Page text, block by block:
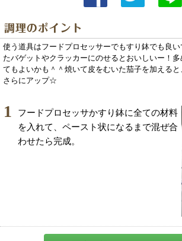
使う道具はフードプロセッサーでもすり鉢でも良
たバゲットやクラッカーにのせるとおいしいー！
てもよいかも＾＾焼いて皮をむいた茄子を加える
さらにアップ☆
1
フードプロセッサかすり鉢に全ての材料
を入れて、ペースト状になるまで混ぜ合
わせたら完成。